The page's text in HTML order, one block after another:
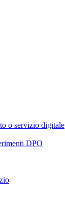
o servizio digitale
DPO